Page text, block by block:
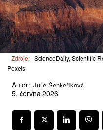
Zdroje: ScienceDaily, Scientific
Pexels
Autor: Julie Šenkeříková
5. června 2026